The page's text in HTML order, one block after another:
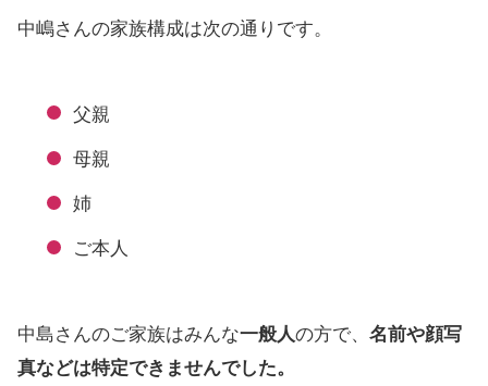
中嶋さんの家族構成は次の通りです。
父親
母親
姉
ご本人
中島さんのご家族はみんな一般人の方で、 名前や顔写
真などは特定できませんでした。